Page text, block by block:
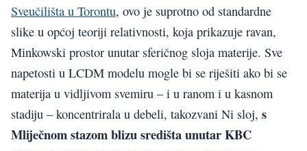
Sveučilišta u Torontu, ovo je suprotno od standardne
slike u općoj teoriji relativnosti, koja prikazuje ravan,
Minkowski prostor unutar sferičnog sloja materije. Sve
napetosti u LCDM modelu mogle bi se riješiti ako bi se
materija u vidljivom svemiru – i u ranom i u kasnom
stadiju – koncentrirala u debeli, takozvani Ni sloj, s
Mliječnom stazom blizu središta unutar KBC